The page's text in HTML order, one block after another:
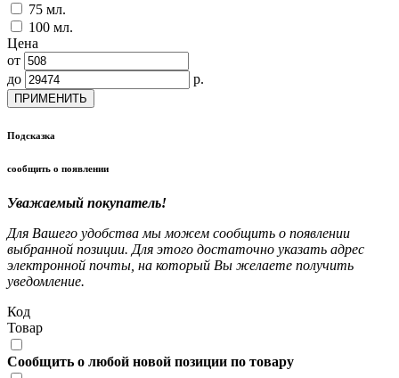
75 мл.
100 мл.
Цена
от
до
р.
ПРИМЕНИТЬ
Подсказка
сообщить о появлении
Уважаемый покупатель!
Для Вашего удобства мы можем сообщить о появлении
выбранной позиции. Для этого достаточно указать адрес
электронной почты, на который Вы желаете получить
уведомление.
Код
Товар
Сообщить о любой новой позиции по товару